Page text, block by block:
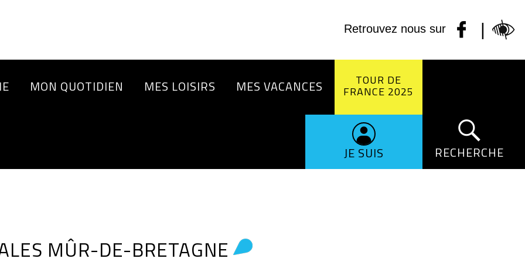
Retrouvez nous sur |
MON QUOTIDIEN MES LOISIRS MES VACANCES TOUR DE
FRANCE 2025
JE SUIS RECHERCHE
MÛR-DE-BRETAGNE